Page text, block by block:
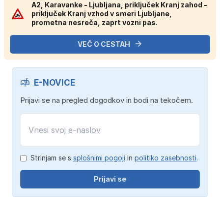
A2, Karavanke - Ljubljana, priključek Kranj zahod -
priključek Kranj vzhod v smeri Ljubljane,
prometna nesreča, zaprt vozni pas.
VEČ O CESTAH
E-NOVICE
Prijavi se na pregled dogodkov in bodi na tekočem.
Strinjam se s splošnimi pogoji in politiko zasebnosti.
Prijavi se